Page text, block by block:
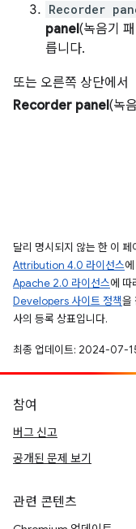
Recorder
panel(녹음기
릅니다.
또는 오른쪽 상단에서
Recorder panel(녹
달리 명시되지 않는 한 이
Attribution 4.0 라이선스
Apache 2.0 라이선스에 따
Developers 사이트 정책을
사의 등록 상표입니다.
최종 업데이트: 2024-07-
참여
버그 신고
공개된 문제 보기
관련 콘텐츠